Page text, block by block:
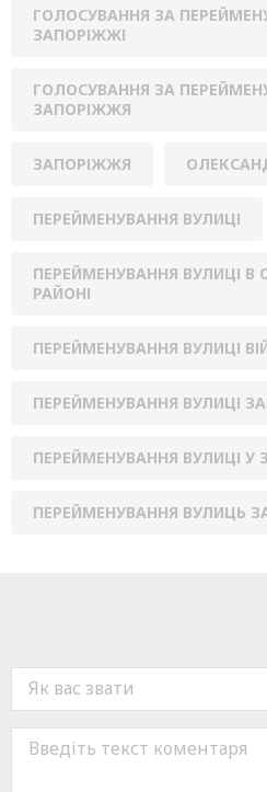
ГОЛОСУВАННЯ ЗА
ЗАПОРІЖЖІ
ГОЛОСУВАННЯ ЗА
ЗАПОРІЖЖЯ
ЗАПОРІЖЖЯ
ПЕРЕЙМЕНУВАННЯ ВУЛИЦІ
ПЕРЕЙМЕНУВАННЯ ВУЛИЦІ
РАЙОНІ
ПЕРЕЙМЕНУВАННЯ ВУЛИЦІ
ПЕРЕЙМЕНУВАННЯ ВУЛИЦІ
ПЕРЕЙМЕНУВАННЯ ВУЛИЦІ У
ПЕРЕЙМЕНУВАННЯ ВУЛИЦЬ